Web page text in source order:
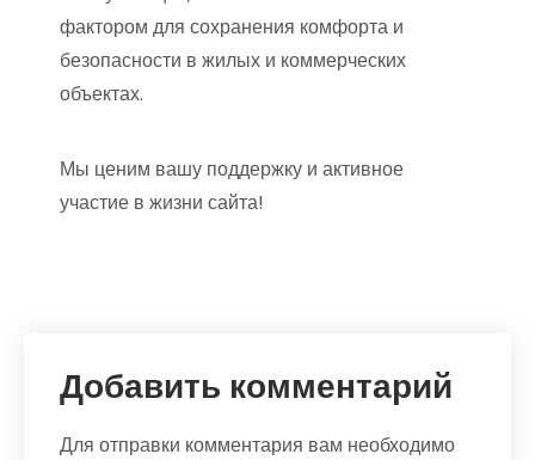
фактором для сохранения комфорта и
безопасности в жилых и коммерческих
объектах.
Мы ценим вашу поддержку и активное
участие в жизни сайта!
Добавить комментарий
Для отправки комментария вам необходимо